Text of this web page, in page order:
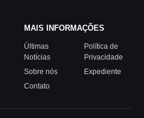
MAIS INFORMAÇÕES
Últimas
Notícias
Sobre nós
Contato
Política de
Privacidade
Expediente